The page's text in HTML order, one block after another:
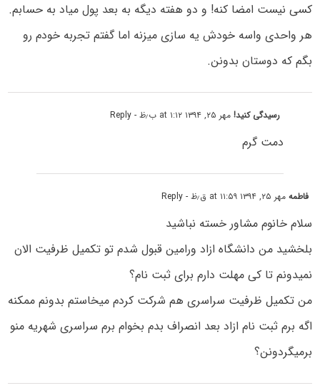
کسی نیست امضا کنه! و دو هفته دیگه به بعد پول میاد به حسابم.
هر واحدی واسه خودش یه سازی میزنه اما گفتم تجربه خودم رو
بگم که دوستان بدونن.
رسیدگی کنید!مهر ۲۵, ۱۳۹۴ at ۱:۱۲ ب٫ظ - Reply
دمت گرم
فاطمهمهر ۲۵, ۱۳۹۴ at ۱۱:۵۹ ق٫ظ - Reply
سلام خانوم مشاور خسته نباشید
بلخشید من دانشگاه ازاد ورامین قبول شدم تو تکمیل ظرفیت الان
نمیدونم تا کی مهلت دارم برای ثبت نام؟
من تکمیل ظرفیت سراسری هم شرکت کردم میخاستم بدونم ممکنه
اگه برم ثبت نام ازاد بعد انصراف بدم بخوام برم سراسری شهریه منو
برمیگردونن؟